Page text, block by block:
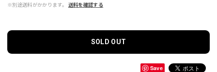
※別途送料がかかります。 送料を確認する
SOLD OUT
Save